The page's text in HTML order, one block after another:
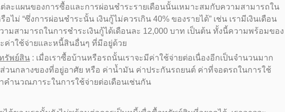
ะแผนของการซื้อและการผ่อนชำระรายเดือนนั้นเหมาะสมกับความสามารถใน
อไม่ “ซึ่งการผ่อนชำระนั้น เงินกู้ไม่ควรเกิน 40% ของรายได้” เช่น เรามีเงินเดือน
ามสามารถในการชำระเงินกู้ได้เดือนละ 12,000 บาท เป็นต้น ทั้งนี้ความพร้อมของ
ค่าใช้จ่ายและหนี้สินอื่นๆ ที่มีอยู่ด้วย
รัพย์สิน : เมื่อเราซื้อบ้านหรือรถนั้นเราจะมีค่าใช้จ่ายต่อเนื่องอีกเป็นจำนวนมาก
วนกลางของที่อยู่อาศัย หรือ ค่าน้ำมัน ค่าประกันรถยนต์ ค่าที่จอดรถในการใช้
คำนวณภาระในการใช้จ่ายต่อเดือนเช่นกัน